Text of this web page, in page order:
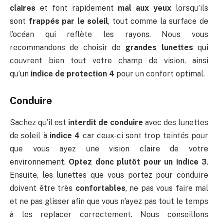
claires et font rapidement mal aux yeux lorsqu’ils
sont frappés par le soleil, tout comme la surface de
l’océan qui reflète les rayons. Nous vous
recommandons de choisir de grandes lunettes qui
couvrent bien tout votre champ de vision, ainsi
qu’un indice de protection 4 pour un confort optimal.
Conduire
Sachez qu’il est interdit de conduire avec des lunettes
de soleil à indice 4 car ceux-ci sont trop teintés pour
que vous ayez une vision claire de votre
environnement. Optez donc plutôt pour un indice 3.
Ensuite, les lunettes que vous portez pour conduire
doivent être très confortables, ne pas vous faire mal
et ne pas glisser afin que vous n’ayez pas tout le temps
à les replacer correctement. Nous conseillons